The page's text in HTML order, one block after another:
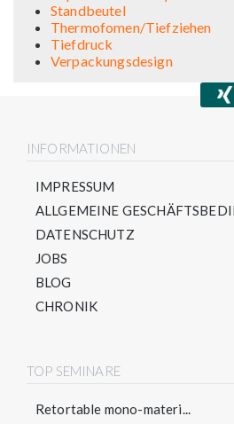
Standbeutel
Thermofomen/Tiefziehen
Tiefdruck
Verpackungsdesign
INFORMATIONEN
IMPRESSUM
ALLGEMEINE
DATENSCHUTZ
JOBS
BLOG
CHRONIK
TOP SEMINARE
Retortable mono-materi...